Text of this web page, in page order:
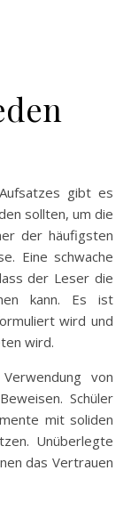
gibt es
sollten, um die
der häufigsten
Eine schwache
der Leser die
kann. Es ist
wird und
wird.
von
Schüler
mit soliden
Unüberlegte
das Vertrauen